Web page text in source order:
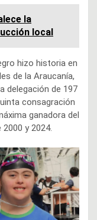
la
local
hizo historia en
de la Araucanía,
delegación de 197
consagración
ganadora del
y 2024.